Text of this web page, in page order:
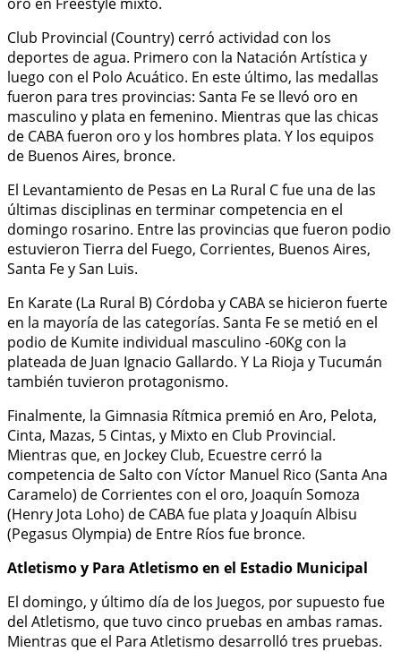
Club Provincial (Country) cerró actividad con los
deportes de agua. Primero con la Natación Artística y
luego con el Polo Acuático. En este último, las medallas
fueron para tres provincias: Santa Fe se llevó oro en
masculino y plata en femenino. Mientras que las chicas
de CABA fueron oro y los hombres plata. Y los equipos
de Buenos Aires, bronce.
El Levantamiento de Pesas en La Rural C fue una de las
últimas disciplinas en terminar competencia en el
domingo rosarino. Entre las provincias que fueron podio
estuvieron Tierra del Fuego, Corrientes, Buenos Aires,
Santa Fe y San Luis.
En Karate (La Rural B) Córdoba y CABA se hicieron fuerte
en la mayoría de las categorías. Santa Fe se metió en el
podio de Kumite individual masculino -60Kg con la
plateada de Juan Ignacio Gallardo. Y La Rioja y Tucumán
también tuvieron protagonismo.
Finalmente, la Gimnasia Rítmica premió en Aro, Pelota,
Cinta, Mazas, 5 Cintas, y Mixto en Club Provincial.
Mientras que, en Jockey Club, Ecuestre cerró la
competencia de Salto con Víctor Manuel Rico (Santa Ana
Caramelo) de Corrientes con el oro, Joaquín Somoza
(Henry Jota Loho) de CABA fue plata y Joaquín Albisu
(Pegasus Olympia) de Entre Ríos fue bronce.
Atletismo y Para Atletismo en el Estadio Municipal
El domingo, y último día de los Juegos, por supuesto fue
del Atletismo, que tuvo cinco pruebas en ambas ramas.
Mientras que el Para Atletismo desarrolló tres pruebas.